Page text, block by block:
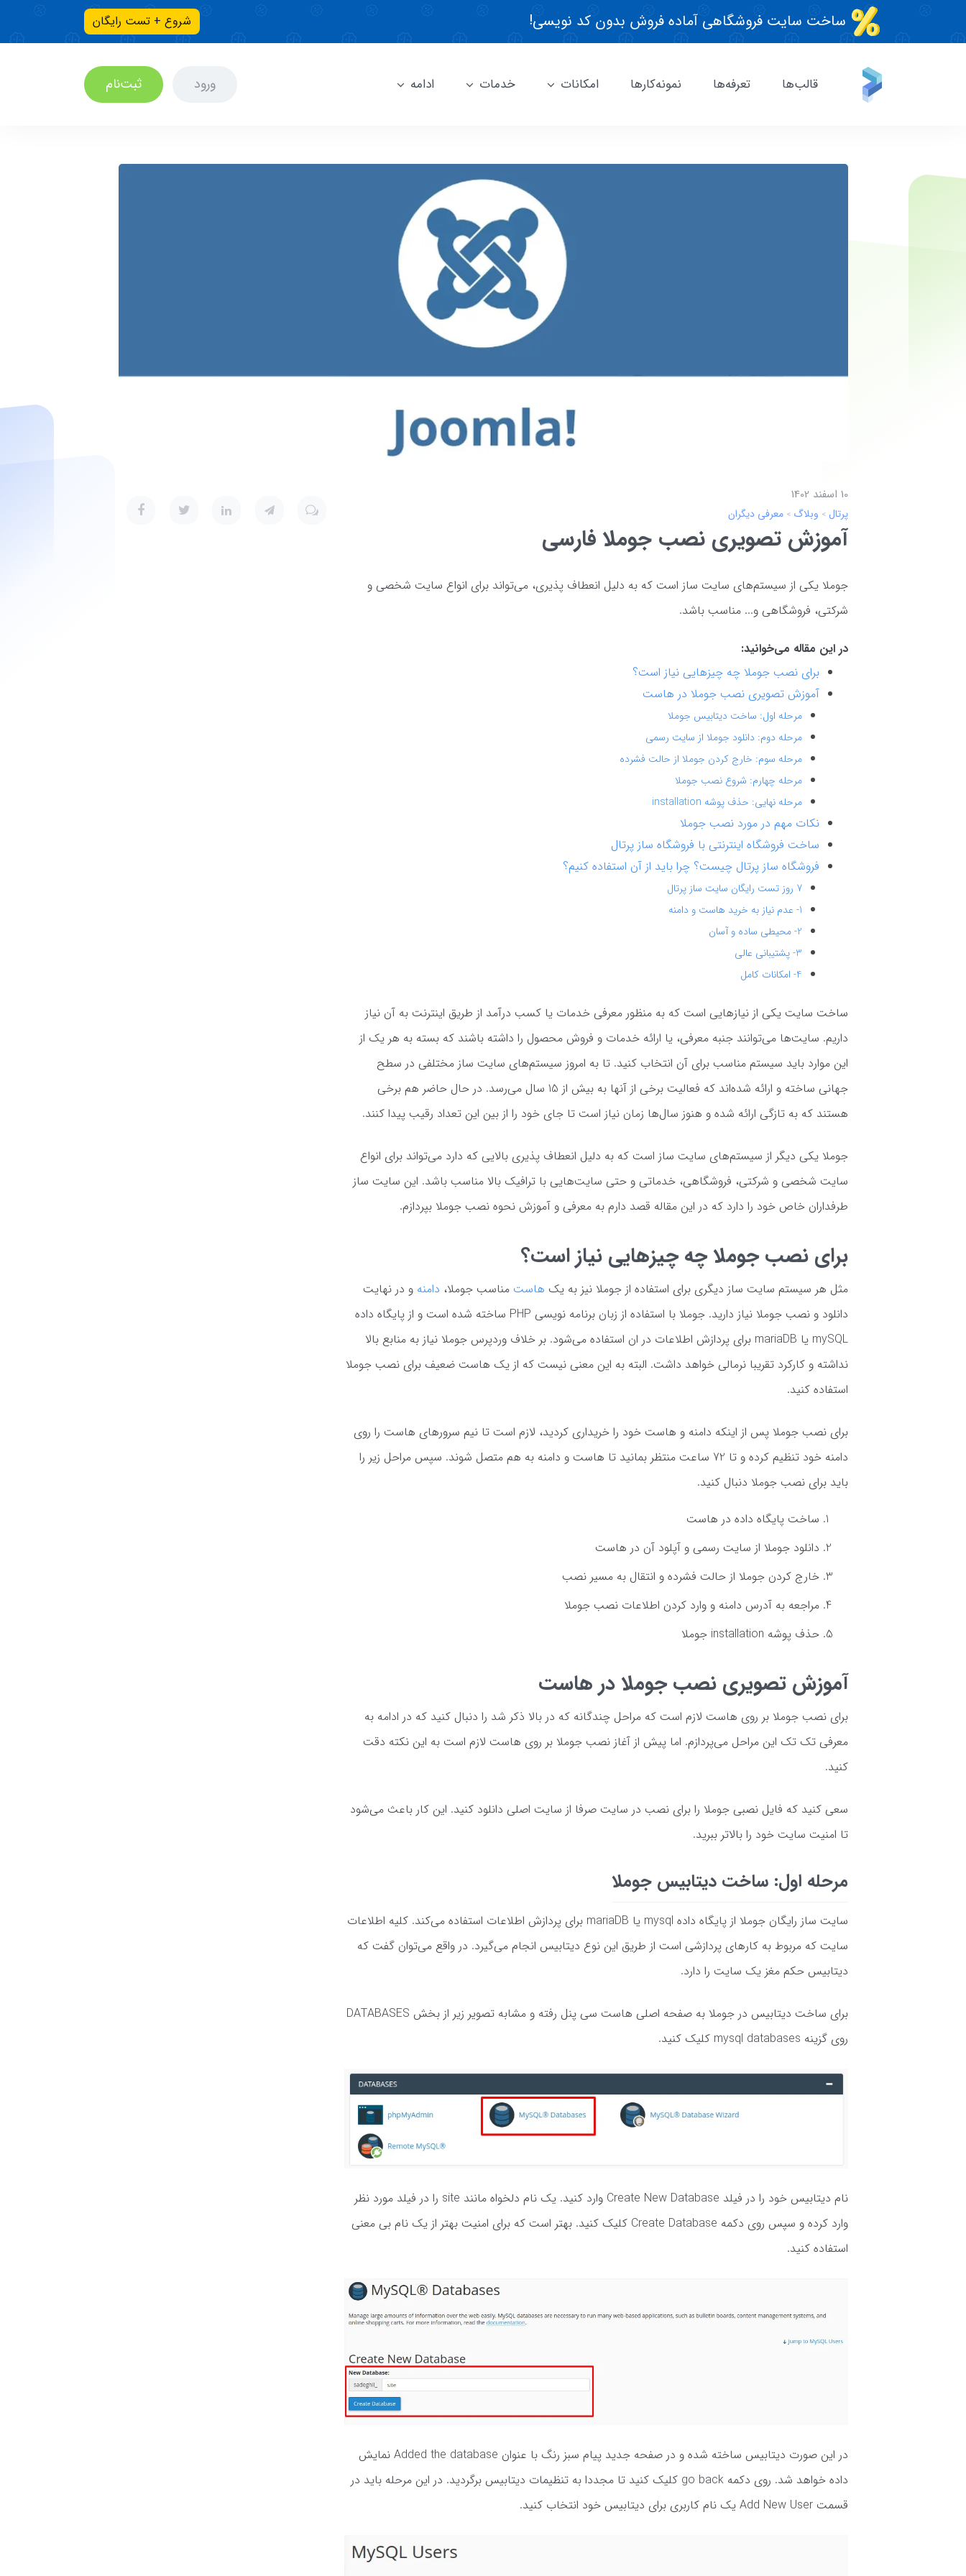
ساخت سایت فروشگاهی آماده فروش بدون کد نویسی! شروع + تست رایگان
قالب‌ها تعرفه‌ها نمونه‌کارها امکانات خدمات ادامه ورود ثبت‌نام
10 اسفند 1402
پرتال وبلاگ معرفی دیگران
آموزش تصویری نصب جوملا فارسی
جوملا یکی از سیستم‌های سایت ساز است که به دلیل انعطاف پذیری، می‌تواند برای انواع سایت شخصی و
شرکتی، فروشگاهی و... مناسب باشد.
در این مقاله می‌خوانید:
برای نصب جوملا چه چیزهایی نیاز است؟
آموزش تصویری نصب جوملا در هاست
مرحله اول: ساخت دیتابیس جوملا
مرحله دوم: دانلود جوملا از سایت رسمی
مرحله سوم: خارج کردن جوملا از حالت فشرده
مرحله چهارم: شروع نصب جوملا
مرحله نهایی: حذف پوشه installation
نکات مهم در مورد نصب جوملا
ساخت فروشگاه اینترنتی با فروشگاه ساز پرتال
فروشگاه ساز پرتال چیست؟ چرا باید از آن استفاده کنیم؟
7 روز تست رایگان سایت ساز پرتال
1- عدم نیاز به خرید هاست و دامنه
2- محیطی ساده و آسان
3- پشتیبانی عالی
4- امکانات کامل
ساخت سایت یکی از نیازهایی است که به منظور معرفی خدمات یا کسب درآمد از طریق اینترنت به آن نیاز
داریم. سایت‌ها می‌توانند جنبه معرفی، یا ارائه خدمات و فروش محصول را داشته باشند که بسته به هر یک از
این موارد باید سیستم مناسب برای آن انتخاب کنید. تا به امروز سیستم‌های سایت ساز مختلفی در سطح
جهانی ساخته و ارائه شده‌اند که فعالیت برخی از آنها به بیش از 15 سال می‌رسد. در حال حاضر هم برخی
هستند که به تازگی ارائه شده و هنوز سال‌ها زمان نیاز است تا جای خود را از بین این تعداد رقیب پیدا کنند.
جوملا یکی دیگر از سیستم‌های سایت ساز است که به دلیل انعطاف پذیری بالایی که دارد می‌تواند برای انواع
سایت شخصی و شرکتی، فروشگاهی، خدماتی و حتی سایت‌هایی با ترافیک بالا مناسب باشد. این سایت ساز
طرفداران خاص خود را دارد که در این مقاله قصد دارم به معرفی و آموزش نحوه نصب جوملا بپردازم.
برای نصب جوملا چه چیزهایی نیاز است؟
مثل هر سیستم سایت ساز دیگری برای استفاده از جوملا نیز به یک هاست مناسب جوملا، دامنه و در نهایت
دانلود و نصب جوملا نیاز دارید. جوملا با استفاده از زبان برنامه نویسی PHP ساخته شده است و از پایگاه داده
mySQL یا mariaDB برای پردازش اطلاعات در ان استفاده می‌شود. بر خلاف وردپرس جوملا نیاز به منابع بالا
نداشته و کارکرد تقریبا نرمالی خواهد داشت. البته به این معنی نیست که از یک هاست ضعیف برای نصب جوملا
استفاده کنید.
برای نصب جوملا پس از اینکه دامنه و هاست خود را خریداری کردید، لازم است تا نیم سرورهای هاست را روی
دامنه خود تنظیم کرده و تا 72 ساعت منتظر بمانید تا هاست و دامنه به هم متصل شوند. سپس مراحل زیر را
باید برای نصب جوملا دنبال کنید.
ساخت پایگاه داده در هاست
دانلود جوملا از سایت رسمی و آپلود آن در هاست
خارج کردن جوملا از حالت فشرده و انتقال به مسیر نصب
مراجعه به آدرس دامنه و وارد کردن اطلاعات نصب جوملا
حذف پوشه installation جوملا
آموزش تصویری نصب جوملا در هاست
برای نصب جوملا بر روی هاست لازم است که مراحل چندگانه که در بالا ذکر شد را دنبال کنید که در ادامه به
معرفی تک تک این مراحل می‌پردازم. اما پیش از آغاز نصب جوملا بر روی هاست لازم است به این نکته دقت
کنید.
سعی کنید که فایل نصبی جوملا را برای نصب در سایت صرفا از سایت اصلی دانلود کنید. این کار باعث می‌شود
تا امنیت سایت خود را بالاتر ببرید.
مرحله اول: ساخت دیتابیس جوملا
سایت ساز رایگان جوملا از پایگاه داده mysql یا mariaDB برای پردازش اطلاعات استفاده می‌کند. کلیه اطلاعات
سایت که مربوط به کارهای پردازشی است از طریق این نوع دیتابیس انجام می‌گیرد. در واقع می‌توان گفت که
دیتابیس حکم مغز یک سایت را دارد.
برای ساخت دیتابیس در جوملا به صفحه اصلی هاست سی پنل رفته و مشابه تصویر زیر از بخش DATABASES
روی گزینه mysql databases کلیک کنید.
نام دیتابیس خود را در فیلد Create New Database وارد کنید. یک نام دلخواه مانند site را در فیلد مورد نظر
وارد کرده و سپس روی دکمه Create Database کلیک کنید. بهتر است که برای امنیت بهتر از یک نام بی معنی
استفاده کنید.
در این صورت دیتابیس ساخته شده و در صفحه جدید پیام سبز رنگ با عنوان Added the database نمایش
داده خواهد شد. روی دکمه go back کلیک کنید تا مجددا به تنظیمات دیتابیس برگردید. در این مرحله باید در
قسمت Add New User یک نام کاربری برای دیتابیس خود انتخاب کنید.